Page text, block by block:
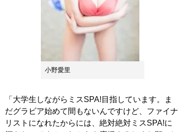
小野愛里
「大学生しながらミスSPA!目指しています。ま
だグラビア始めて間もないんですけど、ファイナ
リストになれたからには、絶対絶対ミスSPA!に